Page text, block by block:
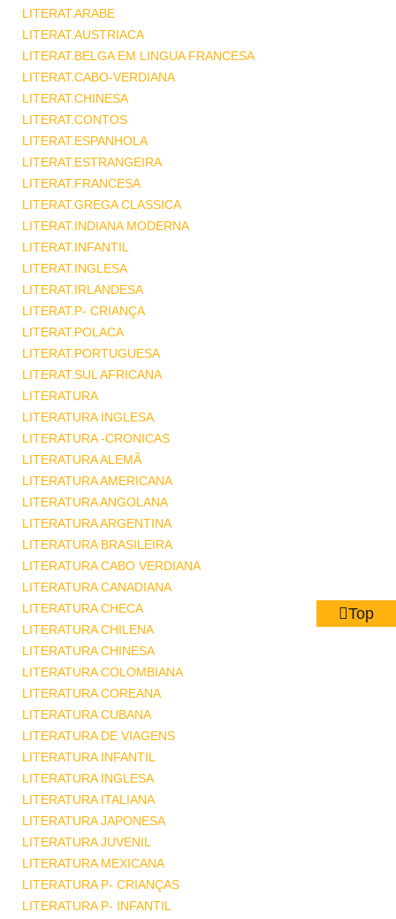
LITERAT.ARABE
LITERAT.AUSTRIACA
LITERAT.BELGA EM LINGUA FRANCESA
LITERAT.CABO-VERDIANA
LITERAT.CHINESA
LITERAT.CONTOS
LITERAT.ESPANHOLA
LITERAT.ESTRANGEIRA
LITERAT.FRANCESA
LITERAT.GREGA CLASSICA
LITERAT.INDIANA MODERNA
LITERAT.INFANTIL
LITERAT.INGLESA
LITERAT.IRLANDESA
LITERAT.P- CRIANÇA
LITERAT.POLACA
LITERAT.PORTUGUESA
LITERAT.SUL AFRICANA
LITERATURA
LITERATURA INGLESA
LITERATURA -CRONICAS
LITERATURA ALEMÃ
LITERATURA AMERICANA
LITERATURA ANGOLANA
LITERATURA ARGENTINA
LITERATURA BRASILEIRA
LITERATURA CABO VERDIANA
LITERATURA CANADIANA
LITERATURA CHECA
LITERATURA CHILENA
LITERATURA CHINESA
LITERATURA COLOMBIANA
LITERATURA COREANA
LITERATURA CUBANA
LITERATURA DE VIAGENS
LITERATURA INFANTIL
LITERATURA INGLESA
LITERATURA ITALIANA
LITERATURA JAPONESA
LITERATURA JUVENIL
LITERATURA MEXICANA
LITERATURA P- CRIANÇAS
LITERATURA P- INFANTIL
Top